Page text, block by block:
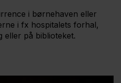
i børnehaven eller
i fx hospitalets forhal,
eller på biblioteket.